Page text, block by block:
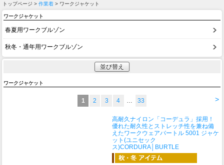
トップページ > 作業着 > ワークジャケット
ワークジャケット
春夏用ワークブルゾン
秋冬・通年用ワークブルゾン
並び替え
ワークジャケット
>
1 2 3 4 … 33
高耐久ナイロン「コーデュラ」採用！
優れた耐久性とストレッチ性を兼ね備
えたワークウェアバートル 5001 ジャケ
ット(ユニセック
ス)CORDURA│BURTLE